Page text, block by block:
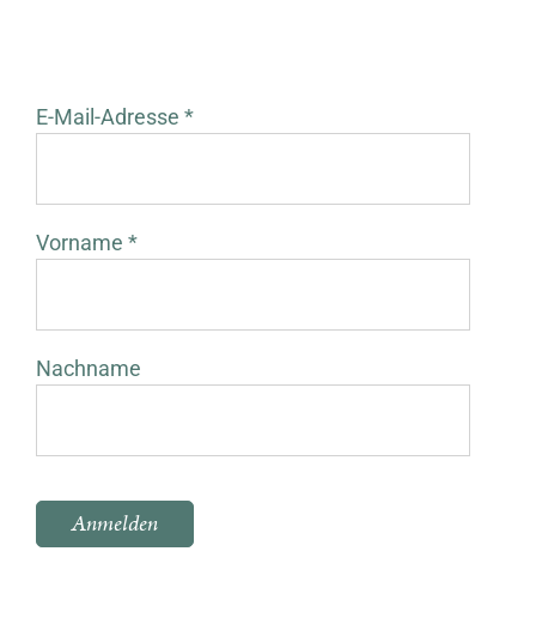
E-Mail-Adresse *
Vorname *
Nachname
Bitte lasse dieses Feld leer.